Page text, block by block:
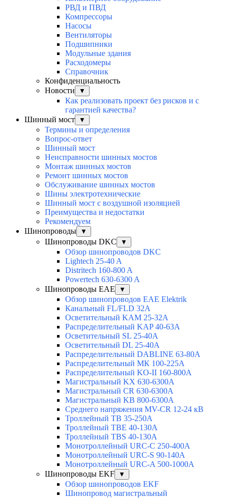
РВД и ПВД
Компрессоры
Насосы
Вентиляторы
Подшипники
Модульные здания
Расходомеры
Справочник
Конфиденциальность
Новости
▼
Как реализовать проект без рисков и с
гарантией качества?
Шинный мост
▼
Термины и определения
Вопрос-ответ
Шинный мост
Неисправности шинных мостов
Монтаж шинных мостов
Ремонт шинных мостов
Обслуживание шинных мостов
Шины электротехнические
Шинный мост с воздушной изоляцией
Преимущества и недостатки
Рекомендуем
Шинопроводы
▼
Шинопроводы DKC ▼
Обзор шинопроводов DKC
Lightech 25-40 A
Distritech 160-800 A
Powertech 630-6300 A
Шинопроводы EAE
▼
Обзор шинопроводов EAE Elektrik
Канальный FL/FLD 32A
Осветительный KAM 25-32А
Распределительный KAP 40-63A
Осветительный SL 25-40А
Осветительный DL 25-40А
Распределительный DABLINE 63-80A
Распределительный МК 100-225А
Распределительный KO-II 160-800А
Магистральный KX 630-6300А
Магистральный CR 630-6300А
Магистральный KB 800-6300А
Среднего напряжения MV-CR 12-24 кВ
Троллейный TB 35-250A
Троллейный TBE 40-130A
Троллейный TBS 40-130A
Монотроллейный URC-C 250-400A
Монотроллейный URC-S 90-140A
Монотроллейный URC-A 500-1000A
Шинопроводы EKF
▼
Обзор шинопроводов EKF
Шинопровод магистральный